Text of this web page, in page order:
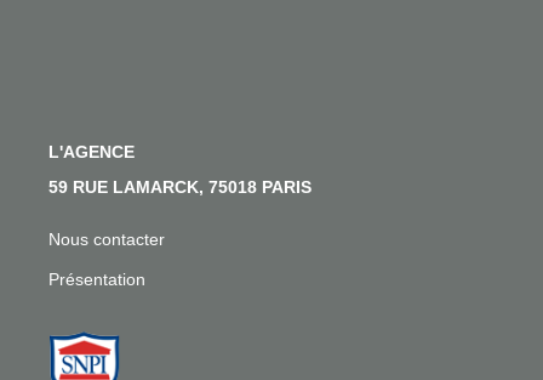
CONTACT
L'AGENCE
59 RUE LAMARCK, 75018 PARIS
Nous contacter
Présentation